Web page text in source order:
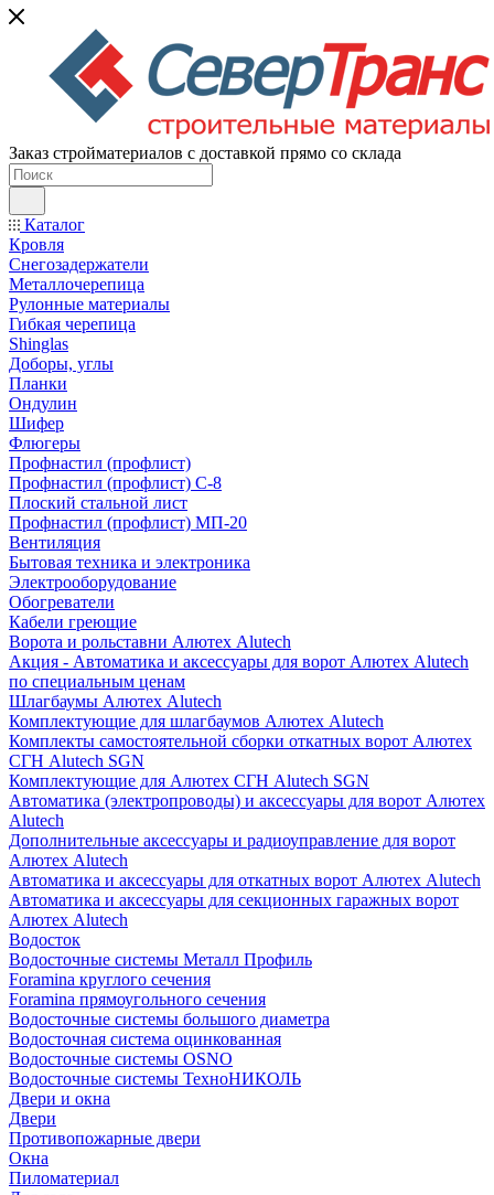
Заказ стройматериалов с доставкой прямо со склада
Каталог
Кровля
Снегозадержатели
Металлочерепица
Рулонные материалы
Гибкая черепица
Shinglas
Доборы, углы
Планки
Ондулин
Шифер
Флюгеры
Профнастил (профлист)
Профнастил (профлист) С-8
Плоский стальной лист
Профнастил (профлист) МП-20
Вентиляция
Бытовая техника и электроника
Электрооборудование
Обогреватели
Кабели греющие
Ворота и рольставни Алютех Alutech
Акция - Автоматика и аксессуары для ворот Алютех Alutech
по специальным ценам
Шлагбаумы Алютех Alutech
Комплектующие для шлагбаумов Алютех Alutech
Комплекты самостоятельной сборки откатных ворот Алютех
СГН Alutech SGN
Комплектующие для Алютех СГН Alutech SGN
Автоматика (электропроводы) и аксессуары для ворот Алютех
Alutech
Дополнительные аксессуары и радиоуправление для ворот
Алютех Alutech
Автоматика и аксессуары для откатных ворот Алютех Alutech
Автоматика и аксессуары для секционных гаражных ворот
Алютех Alutech
Водосток
Водосточные системы Металл Профиль
Foramina круглого сечения
Foramina прямоугольного сечения
Водосточные системы большого диаметра
Водосточная система оцинкованная
Водосточные системы OSNO
Водосточные системы ТехноНИКОЛЬ
Двери и окна
Двери
Противопожарные двери
Окна
Пиломатериал